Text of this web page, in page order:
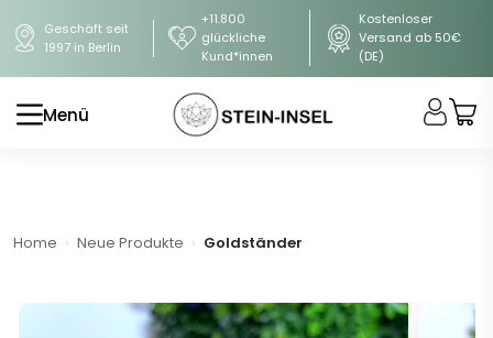
Geschäft seit
1997 in Berlin
+11.800
glückliche
Kund*innen
Kostenloser
Versand ab 50€
(DE)
Menü
Home Neue Produkte Goldständer